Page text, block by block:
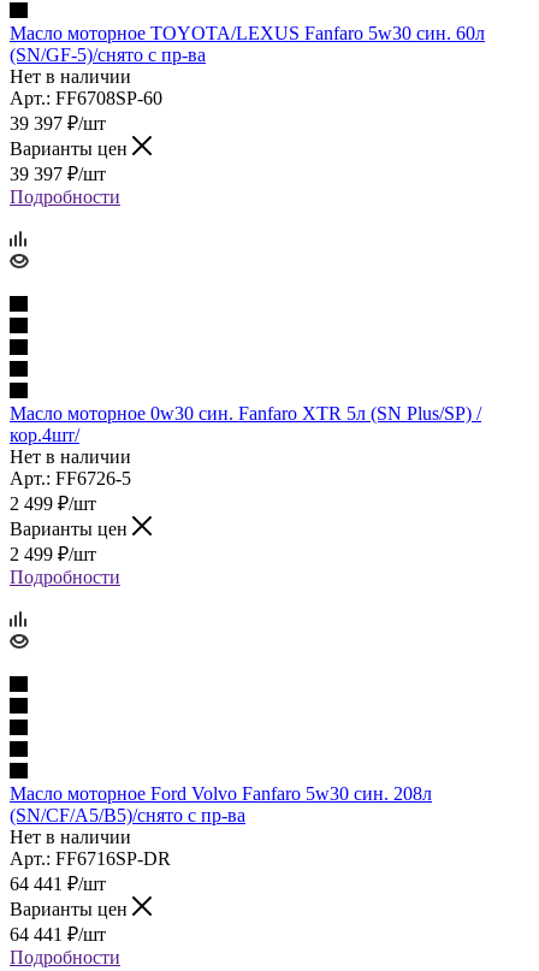
Масло моторное TOYOTA/LEXUS Fanfaro 5w30 син. 60л
(SN/GF-5)/снято с пр-ва
Нет в наличии
Арт.: FF6708SP-60
39 397 ₽/шт
Варианты цен
39 397 ₽/шт
Подробности
Масло моторное 0w30 син. Fanfaro XTR 5л (SN Plus/SP) /
кор.4шт/
Нет в наличии
Арт.: FF6726-5
2 499 ₽/шт
Варианты цен
2 499 ₽/шт
Подробности
Масло моторное Ford Volvo Fanfaro 5w30 син. 208л
(SN/CF/A5/B5)/снято с пр-ва
Нет в наличии
Арт.: FF6716SP-DR
64 441 ₽/шт
Варианты цен
64 441 ₽/шт
Подробности